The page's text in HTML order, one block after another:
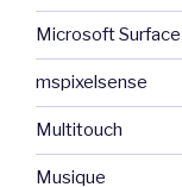
Microsoft Surface
mspixelsense
Multitouch
Musique